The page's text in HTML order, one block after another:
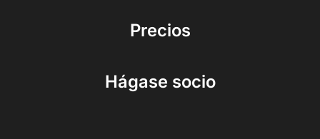
Precios
Hágase socio